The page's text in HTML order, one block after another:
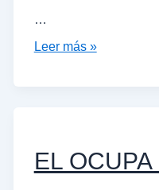
…
Leer más »
EL